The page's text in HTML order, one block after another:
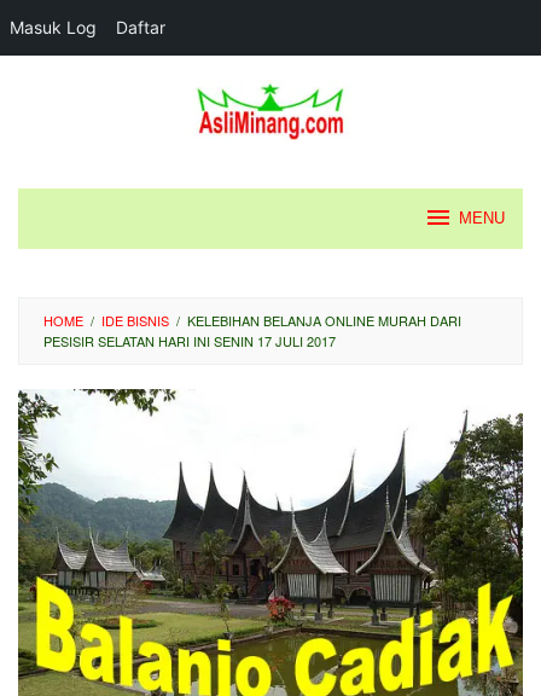
Masuk Log Daftar
MENU
HOME / IDE BISNIS / KELEBIHAN BELANJA ONLINE MURAH DARI
PESISIR SELATAN HARI INI SENIN 17 JULI 2017